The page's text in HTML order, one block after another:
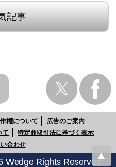
記事
権について
広告のご案内
て
特定商取引法に基づく表示
合わせ
Wedge Rights Reserved